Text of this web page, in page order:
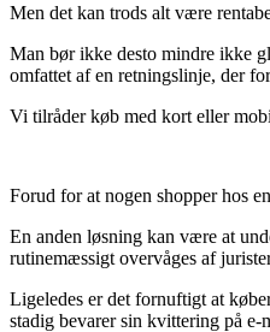
Men det kan trods alt være
Man bør ikke desto mindre ikke
omfattet af en retningslinje, der
Vi tilråder køb med kort eller
Forud for at nogen shopper hos
En anden løsning kan være at
rutinemæssigt overvåges af
Ligeledes er det fornuftigt at
stadig bevarer sin kvittering på